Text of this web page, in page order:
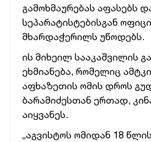
გამოხმაურებას აფასებს
სეპარატისტებისგან
მხარდაჭერილს უწოდებს.
ის მიხეილ სააკაშვილის
ეხმიანება, რომელიც
აფხაზეთის ომის დროს
ბარამიძესთან ერთად,
აიყვანეს.
„აგვისტოს ომიდან 18